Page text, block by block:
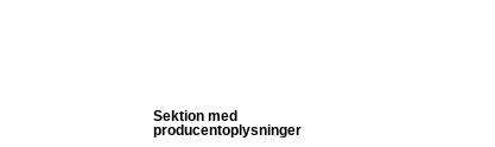
Sektion med
producentoplysninger